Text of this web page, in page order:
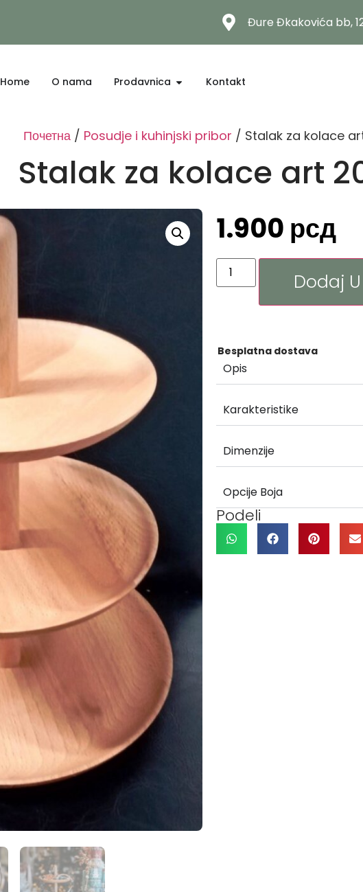
Đure Đkakovića bb,
Home O nama Prodavnica Kontakt
Почетна / Posudje i kuhinjski pribor / Stalak za kolace
Stalak za kolace art
1.900 рсд
Dodaj
Besplatna dostava
Opis
Karakteristike
Dimenzije
Opcije Boja
Podeli